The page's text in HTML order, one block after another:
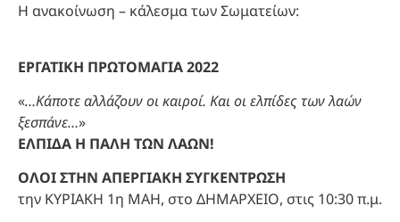
Η ανακοίνωση – κάλεσμα των Σωματείων:
ΕΡΓΑΤΙΚΗ ΠΡΩΤΟΜΑΓΙΑ 2022
«…Κάποτε αλλάζουν οι καιροί. Και οι ελπίδες των λαών
ξεσπάνε…»
ΕΛΠΙΔΑ Η ΠΑΛΗ ΤΩΝ ΛΑΩΝ!
ΟΛΟΙ ΣΤΗΝ ΑΠΕΡΓΙΑΚΗ ΣΥΓΚΕΝΤΡΩΣΗ
την ΚΥΡΙΑΚΗ 1η ΜΑΗ, στο ΔΗΜΑΡΧΕΙΟ, στις 10:30 π.μ.